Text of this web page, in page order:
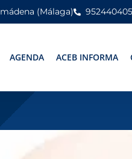
(Málaga) 952440405
AGENDA ACEB INFORMA